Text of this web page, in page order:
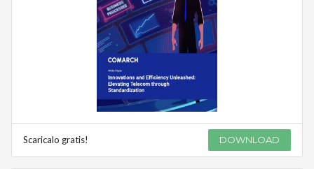
Scaricalo gratis! DOWNLOAD